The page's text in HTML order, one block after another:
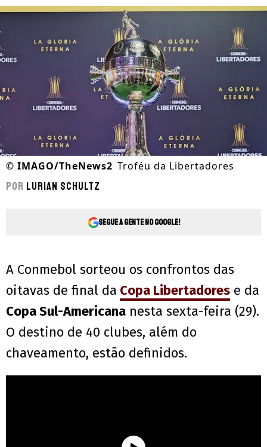
© IMAGO/TheNews2 Troféu da Libertadores
Por Lurian Schultz
Segue a gente no Google!
A Conmebol sorteou os confrontos das
oitavas de final da Copa Libertadores e da
Copa Sul-Americana nesta sexta-feira (29).
O destino de 40 clubes, além do
chaveamento, estão definidos.